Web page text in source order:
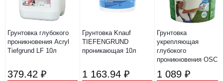
Грунтовка глубокого
проникновения Acryl
Tiefgrund LF 10л
379.42 ₽
Грунтовка Knauf
TIEFENGRUND
проникающая 10л
1 163.94 ₽
Грунтовка
укрепляющая
глубокого
проникновения
10kg
1 089 ₽